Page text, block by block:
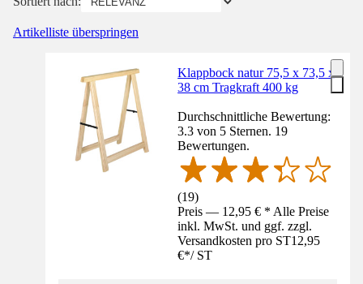
Artikelliste überspringen
Klappbock natur 75,5 x 73,5 x
38 cm Tragkraft 400 kg
Durchschnittliche Bewertung:
3.3 von 5 Sternen. 19
Bewertungen.
(19)
Preis — 12,95 € * Alle Preise
inkl. MwSt. und ggf. zzgl.
Versandkosten pro ST12,95
€*/ ST